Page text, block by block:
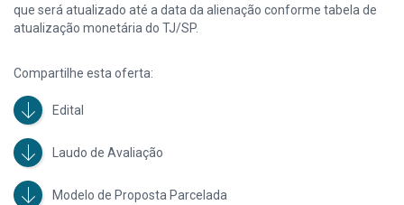
que será atualizado até a data da alienação conforme tabela de
atualização monetária do TJ/SP.
Compartilhe esta oferta:
Edital
Laudo de Avaliação
Modelo de Proposta Parcelada